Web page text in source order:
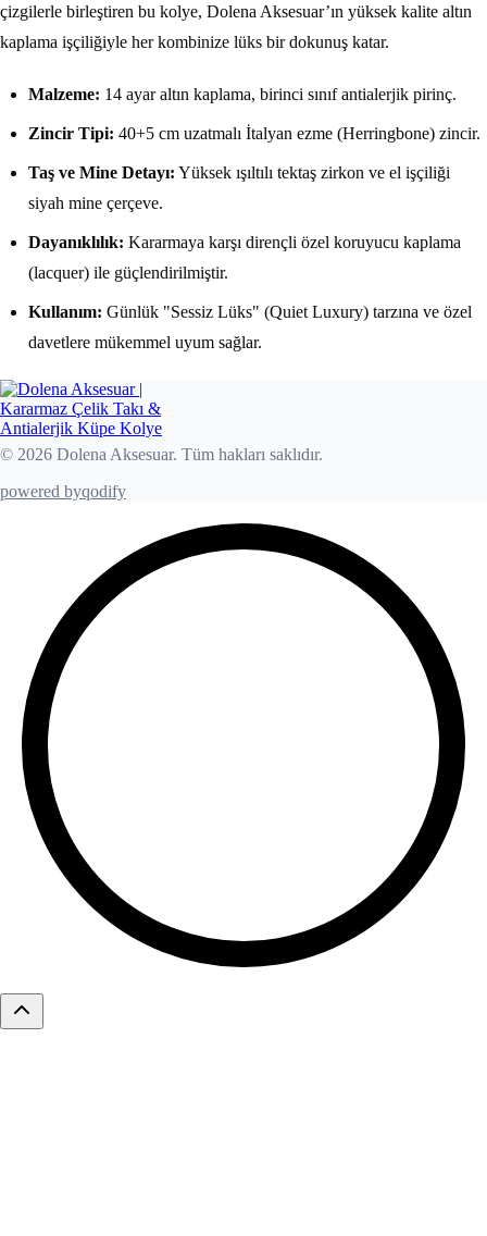
çizgilerle birleştiren bu kolye, Dolena Aksesuar’ın yüksek kalite altın
kaplama işçiliğiyle her kombinize lüks bir dokunuş katar.
Malzeme: 14 ayar altın kaplama, birinci sınıf antialerjik pirinç.
Zincir Tipi: 40+5 cm uzatmalı İtalyan ezme (Herringbone) zincir.
Taş ve Mine Detayı: Yüksek ışıltılı tektaş zirkon ve el işçiliği
siyah mine çerçeve.
Dayanıklılık: Kararmaya karşı dirençli özel koruyucu kaplama
(lacquer) ile güçlendirilmiştir.
Kullanım: Günlük "Sessiz Lüks" (Quiet Luxury) tarzına ve özel
davetlere mükemmel uyum sağlar.
© 2026 Dolena Aksesuar. Tüm hakları saklıdır.
powered byqodify